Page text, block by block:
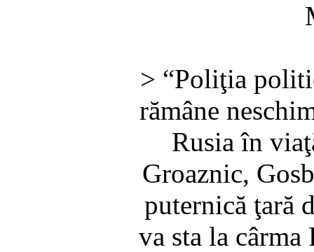
> “Poliţia
rămâne
Rusia în
Groaznic,
puternică ţară
va sta la